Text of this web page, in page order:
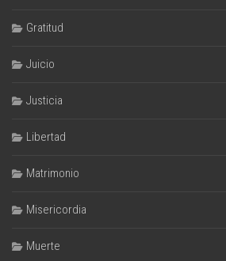
Gratitud
Juicio
Justicia
Libertad
Matrimonio
Misericordia
Muerte